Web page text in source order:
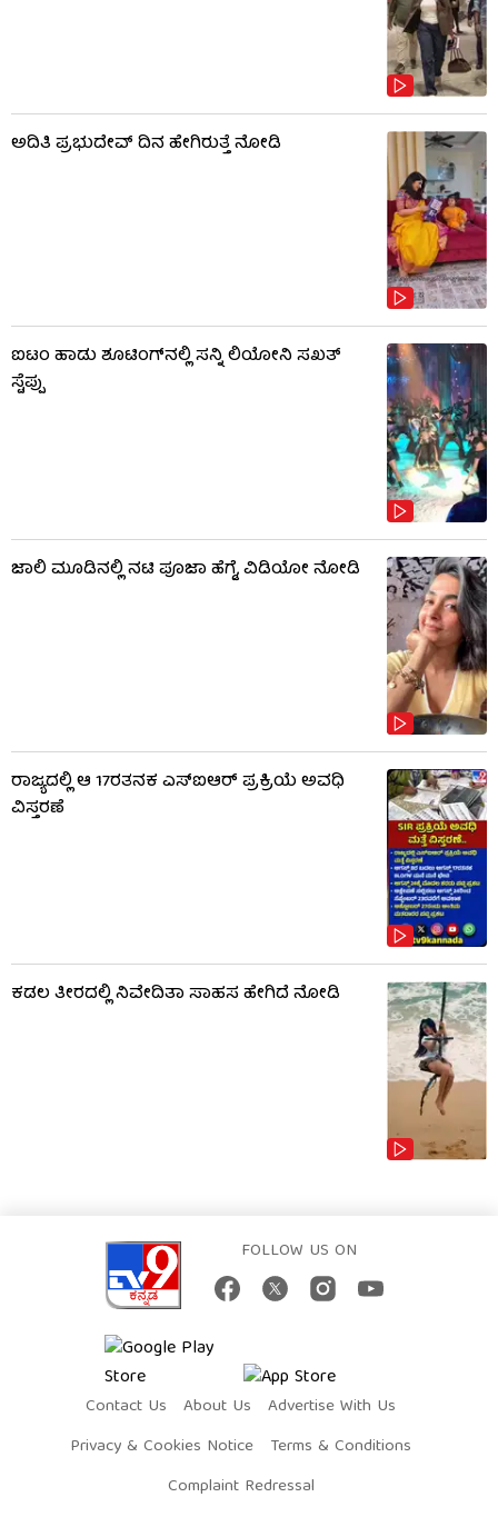
ಅದಿತಿ ಪ್ರಭುದೇವ್ ದಿನ ಹೇಗಿರುತ್ತೆ ನೋಡಿ
ಐಟಂ ಹಾಡು ಶೂಟಿಂಗ್​​ನಲ್ಲಿ ಸನ್ನಿ ಲಿಯೋನಿ ಸಖತ್
ಸ್ಟೆಪ್ಪು
ಜಾಲಿ ಮೂಡಿನಲ್ಲಿ ನಟಿ ಪೂಜಾ ಹೆಗ್ಡೆ, ವಿಡಿಯೋ ನೋಡಿ
ರಾಜ್ಯದಲ್ಲಿ ಆ 17ರತನಕ ಎಸ್‌ಐಆರ್ ಪ್ರಕ್ರಿಯೆ ಅವಧಿ
ವಿಸ್ತರಣೆ
ಕಡಲ ತೀರದಲ್ಲಿ ನಿವೇದಿತಾ ಸಾಹಸ ಹೇಗಿದೆ ನೋಡಿ
FOLLOW US ON
Contact Us About Us
Advertise With Us
Privacy & Cookies Notice
Terms & Conditions
Complaint Redressal